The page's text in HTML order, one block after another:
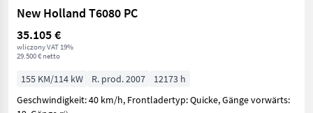
New Holland T6080 PC
35.105 €
wliczony VAT 19%
29.500 € netto
155 KM/114 kW R. prod. 2007
12173 h
Geschwindigkeit: 40 km/h, Frontladertyp: Quicke, Gänge vorwärts: